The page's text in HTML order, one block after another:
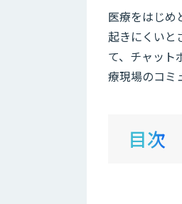
医療をはじめ
起きにくいと
て、チャット
療現場のコミ
目次